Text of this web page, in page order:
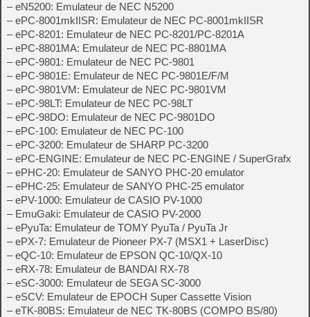
– eN5200: Emulateur de NEC N5200
– ePC-8001mkIISR: Emulateur de NEC PC-8001mkIISR
– ePC-8201: Emulateur de NEC PC-8201/PC-8201A
– ePC-8801MA: Emulateur de NEC PC-8801MA
– ePC-9801: Emulateur de NEC PC-9801
– ePC-9801E: Emulateur de NEC PC-9801E/F/M
– ePC-9801VM: Emulateur de NEC PC-9801VM
– ePC-98LT: Emulateur de NEC PC-98LT
– ePC-98DO: Emulateur de NEC PC-9801DO
– ePC-100: Emulateur de NEC PC-100
– ePC-3200: Emulateur de SHARP PC-3200
– ePC-ENGINE: Emulateur de NEC PC-ENGINE / SuperGrafx
– ePHC-20: Emulateur de SANYO PHC-20 emulator
– ePHC-25: Emulateur de SANYO PHC-25 emulator
– ePV-1000: Emulateur de CASIO PV-1000
– EmuGaki: Emulateur de CASIO PV-2000
– ePyuTa: Emulateur de TOMY PyuTa / PyuTa Jr
– ePX-7: Emulateur de Pioneer PX-7 (MSX1 + LaserDisc)
– eQC-10: Emulateur de EPSON QC-10/QX-10
– eRX-78: Emulateur de BANDAI RX-78
– eSC-3000: Emulateur de SEGA SC-3000
– eSCV: Emulateur de EPOCH Super Cassette Vision
– eTK-80BS: Emulateur de NEC TK-80BS (COMPO BS/80)